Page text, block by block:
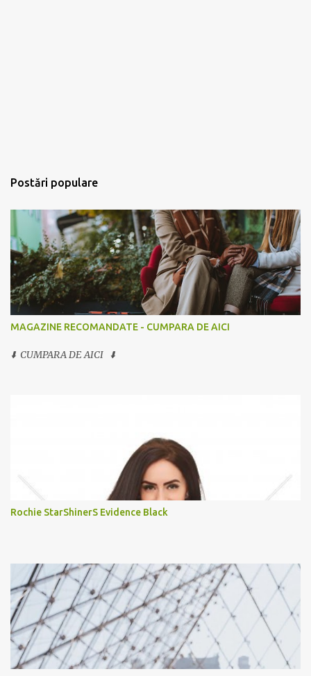
Postări populare
MAGAZINE RECOMANDATE - CUMPARA DE AICI
⬇️ CUMPARA DE AICI ⬇️
Rochie StarShinerS Evidence Black